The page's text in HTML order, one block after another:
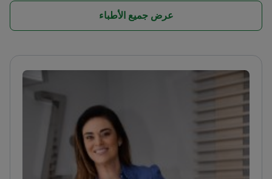
عرض جميع الأطباء